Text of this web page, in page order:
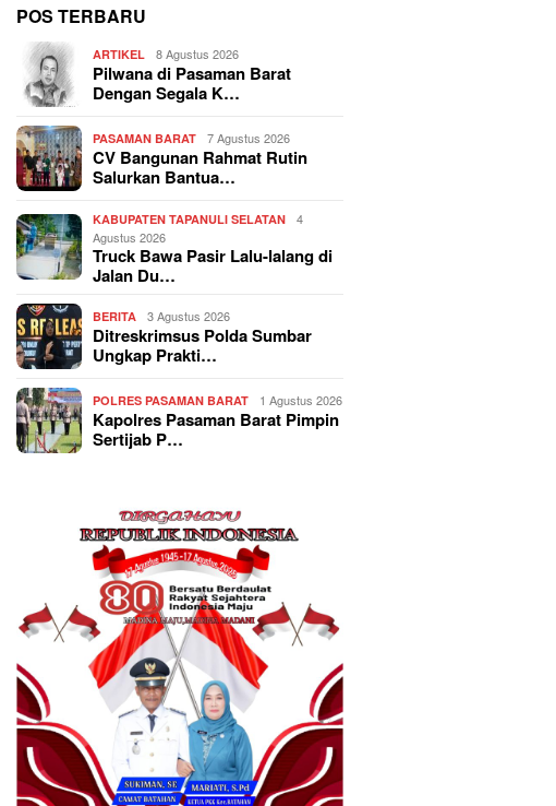
POS TERBARU
ARTIKEL 8 Agustus 2026
Pilwana di Pasaman Barat
Dengan Segala K…
PASAMAN BARAT 7 Agustus 2026
CV Bangunan Rahmat Rutin
Salurkan Bantua…
KABUPATEN TAPANULI SELATAN
4
Agustus 2026
Truck Bawa Pasir Lalu-lalang di
Jalan Du…
BERITA 3 Agustus 2026
Ditreskrimsus Polda Sumbar
Ungkap Prakti…
POLRES PASAMAN BARAT 1 Agustus 2026
Kapolres Pasaman Barat Pimpin
Sertijab P…